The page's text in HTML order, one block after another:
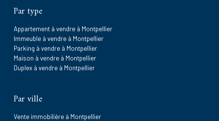
Par type
Appartement à vendre à Montpellier
Immeuble à vendre à Montpellier
Parking à vendre à Montpellier
Maison à vendre à Montpellier
Duplex à vendre à Montpellier
Par ville
Vente immobilière à Montpellier